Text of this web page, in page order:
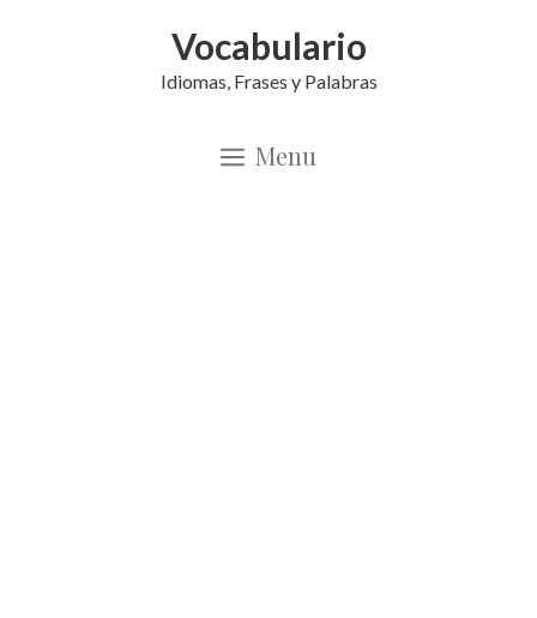
Vocabulario
Idiomas, Frases y Palabras
Menu